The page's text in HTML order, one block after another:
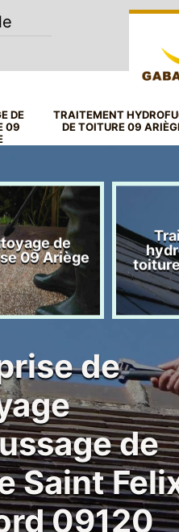
DE
09
TRAITEMENT
DE TOITURE 09
de
09 Ariège
de
de
Saint
09120